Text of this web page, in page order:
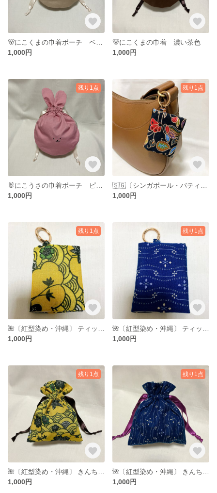
1,000円
🐻にこくまの巾着 濃い茶色
1,000円
残り1点
1,000円
残り1点
1,000円
残り1点
1,000円
残り1点
1,000円
残り1点
1,000円
残り1点
1,000円